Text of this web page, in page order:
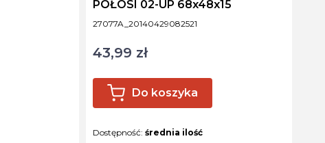
Kod produktu
27077A_20140429082521
PÓŁOSI 02-UP 68x48x15
Cena
43,99 zł
Do koszyka
Dostępność: średnia ilość